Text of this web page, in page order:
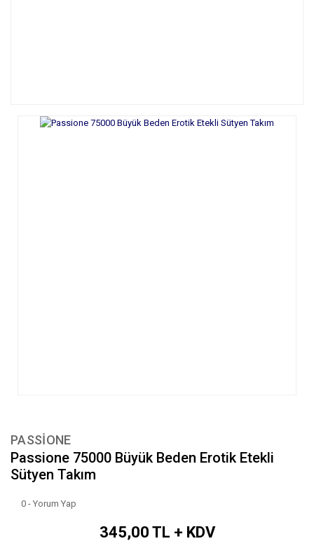
PASSİONE
Passione 75000 Büyük Beden Erotik Etekli
Sütyen Takım
0 - Yorum Yap
345,00 TL + KDV